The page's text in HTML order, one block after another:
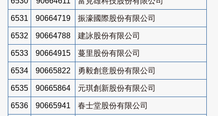
6531 90664719 振濠國際股份有限公司
6532 90664788 建詠股份有限公司
6533 90664915 蔓里股份有限公司
6534 90665822 勇毅創意股份有限公司
6535 90665864 元琪創新股份有限公司
6536 90665941 春士堂股份有限公司